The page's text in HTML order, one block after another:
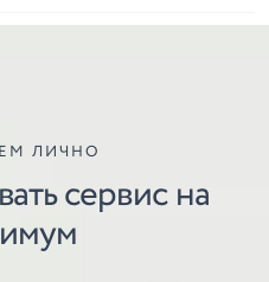
ЛИЧНО
сервис на